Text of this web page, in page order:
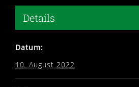
Details
Datum:
10. August 2022